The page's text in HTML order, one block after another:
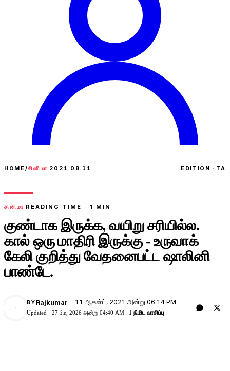
HOME/சினிமா 2021.08.11 EDITION · TA
சினிமா READING TIME · 1 MIN
குண்டாக இருக்க, வயிறு சரியில்ல.
கால் ஒரு மாதிரி இருக்கு - உருவாக்
கேலி குறித்து வேதனைபட்ட ஷாலினி
பாண்டே.
BY Rajkumar 11 ஆகஸ்ட், 2021 அன்று 06:14 PM
Updated · 27 மே, 2026 அன்று 04:40 AM 1 நிமிட வாசிப்பு